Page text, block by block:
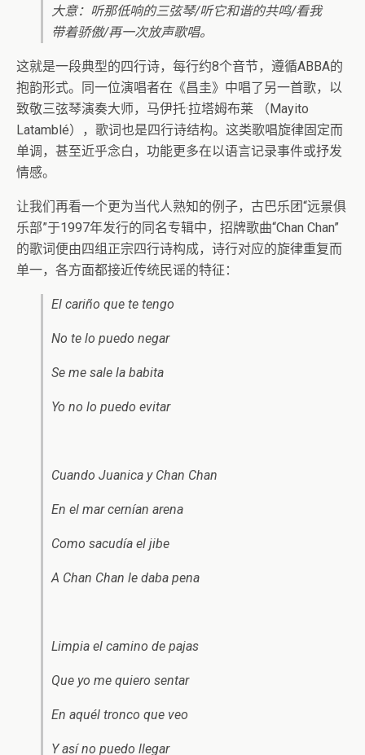
大意：听那低响的三弦琴/听它和谐的共鸣/看我
带着骄傲/再一次放声歌唱。
这就是一段典型的四行诗，每行约8个音节，遵循ABBA的
抱韵形式。同一位演唱者在《昌圭》中唱了另一首歌，以
致敬三弦琴演奏大师，马伊托·拉塔姆布莱 （Mayito
Latamblé），歌词也是四行诗结构。这类歌唱旋律固定而
单调，甚至近乎念白，功能更多在以语言记录事件或抒发
情感。
让我们再看一个更为当代人熟知的例子，古巴乐团“远景俱
乐部”于1997年发行的同名专辑中，招牌歌曲“Chan Chan”
的歌词便由四组正宗四行诗构成，诗行对应的旋律重复而
单一，各方面都接近传统民谣的特征：
El cariño que te tengo
No te lo puedo negar
Se me sale la babita
Yo no lo puedo evitar
Cuando Juanica y Chan Chan
En el mar cernían arena
Como sacudía el jibe
A Chan Chan le daba pena
Limpia el camino de pajas
Que yo me quiero sentar
En aquél tronco que veo
Y así no puedo llegar